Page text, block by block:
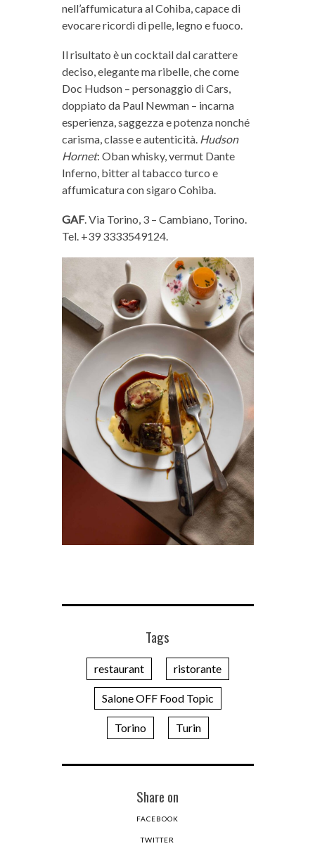
nell’affumicatura al Cohiba, capace di
evocare ricordi di pelle, legno e fuoco.
Il risultato è un cocktail dal carattere
deciso, elegante ma ribelle, che come
Doc Hudson – personaggio di Cars,
doppiato da Paul Newman – incarna
esperienza, saggezza e potenza nonché
carisma, classe e autenticità. Hudson
Hornet: Oban whisky, vermut Dante
Inferno, bitter al tabacco turco e
affumicatura con sigaro Cohiba.
GAF. Via Torino, 3 – Cambiano, Torino.
Tel. +39 3333549124.
Tags
restaurant ristorante
Salone OFF Food Topic
Torino Turin
Share on
FACEBOOK
TWITTER